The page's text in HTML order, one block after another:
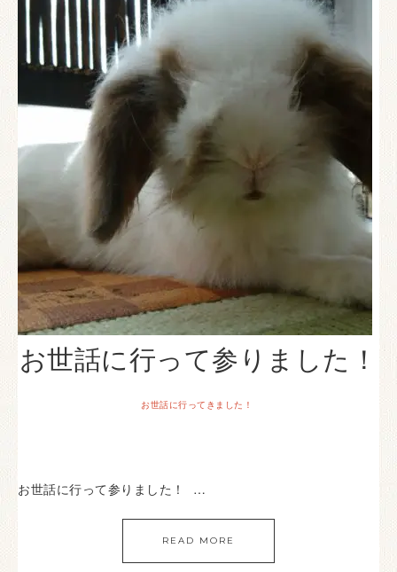
お世話に行って参りました！
お世話に行ってきました！
お世話に行って参りました！ …
READ MORE